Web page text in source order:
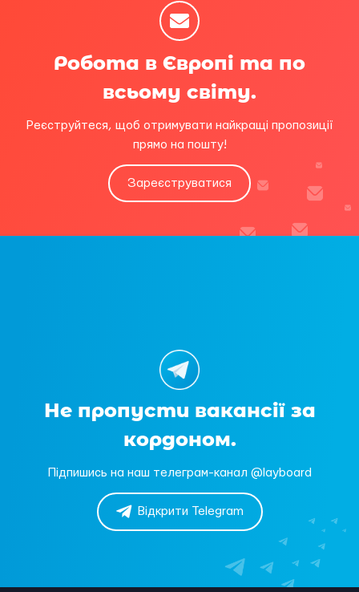
Робота в Європі та по
всьому світу.
Реєструйтеся, щоб отримувати найкращі пропозиції
прямо на пошту!
Зареєструватися
Не пропусти вакансії за
кордоном.
Підпишись на наш телеграм-канал @layboard
Відкрити Telegram